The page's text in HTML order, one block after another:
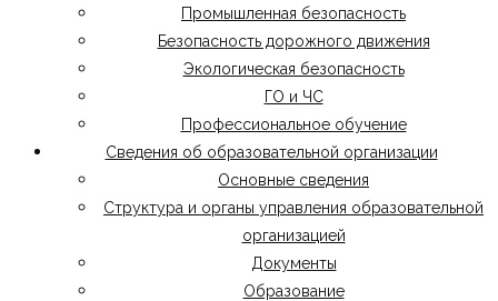
Промышленная безопасность
Безопасность дорожного движения
Экологическая безопасность
ГО и ЧС
Профессиональное обучение
Сведения об образовательной организации
Основные сведения
Структура и органы управления образовательной
организацией
Документы
Образование